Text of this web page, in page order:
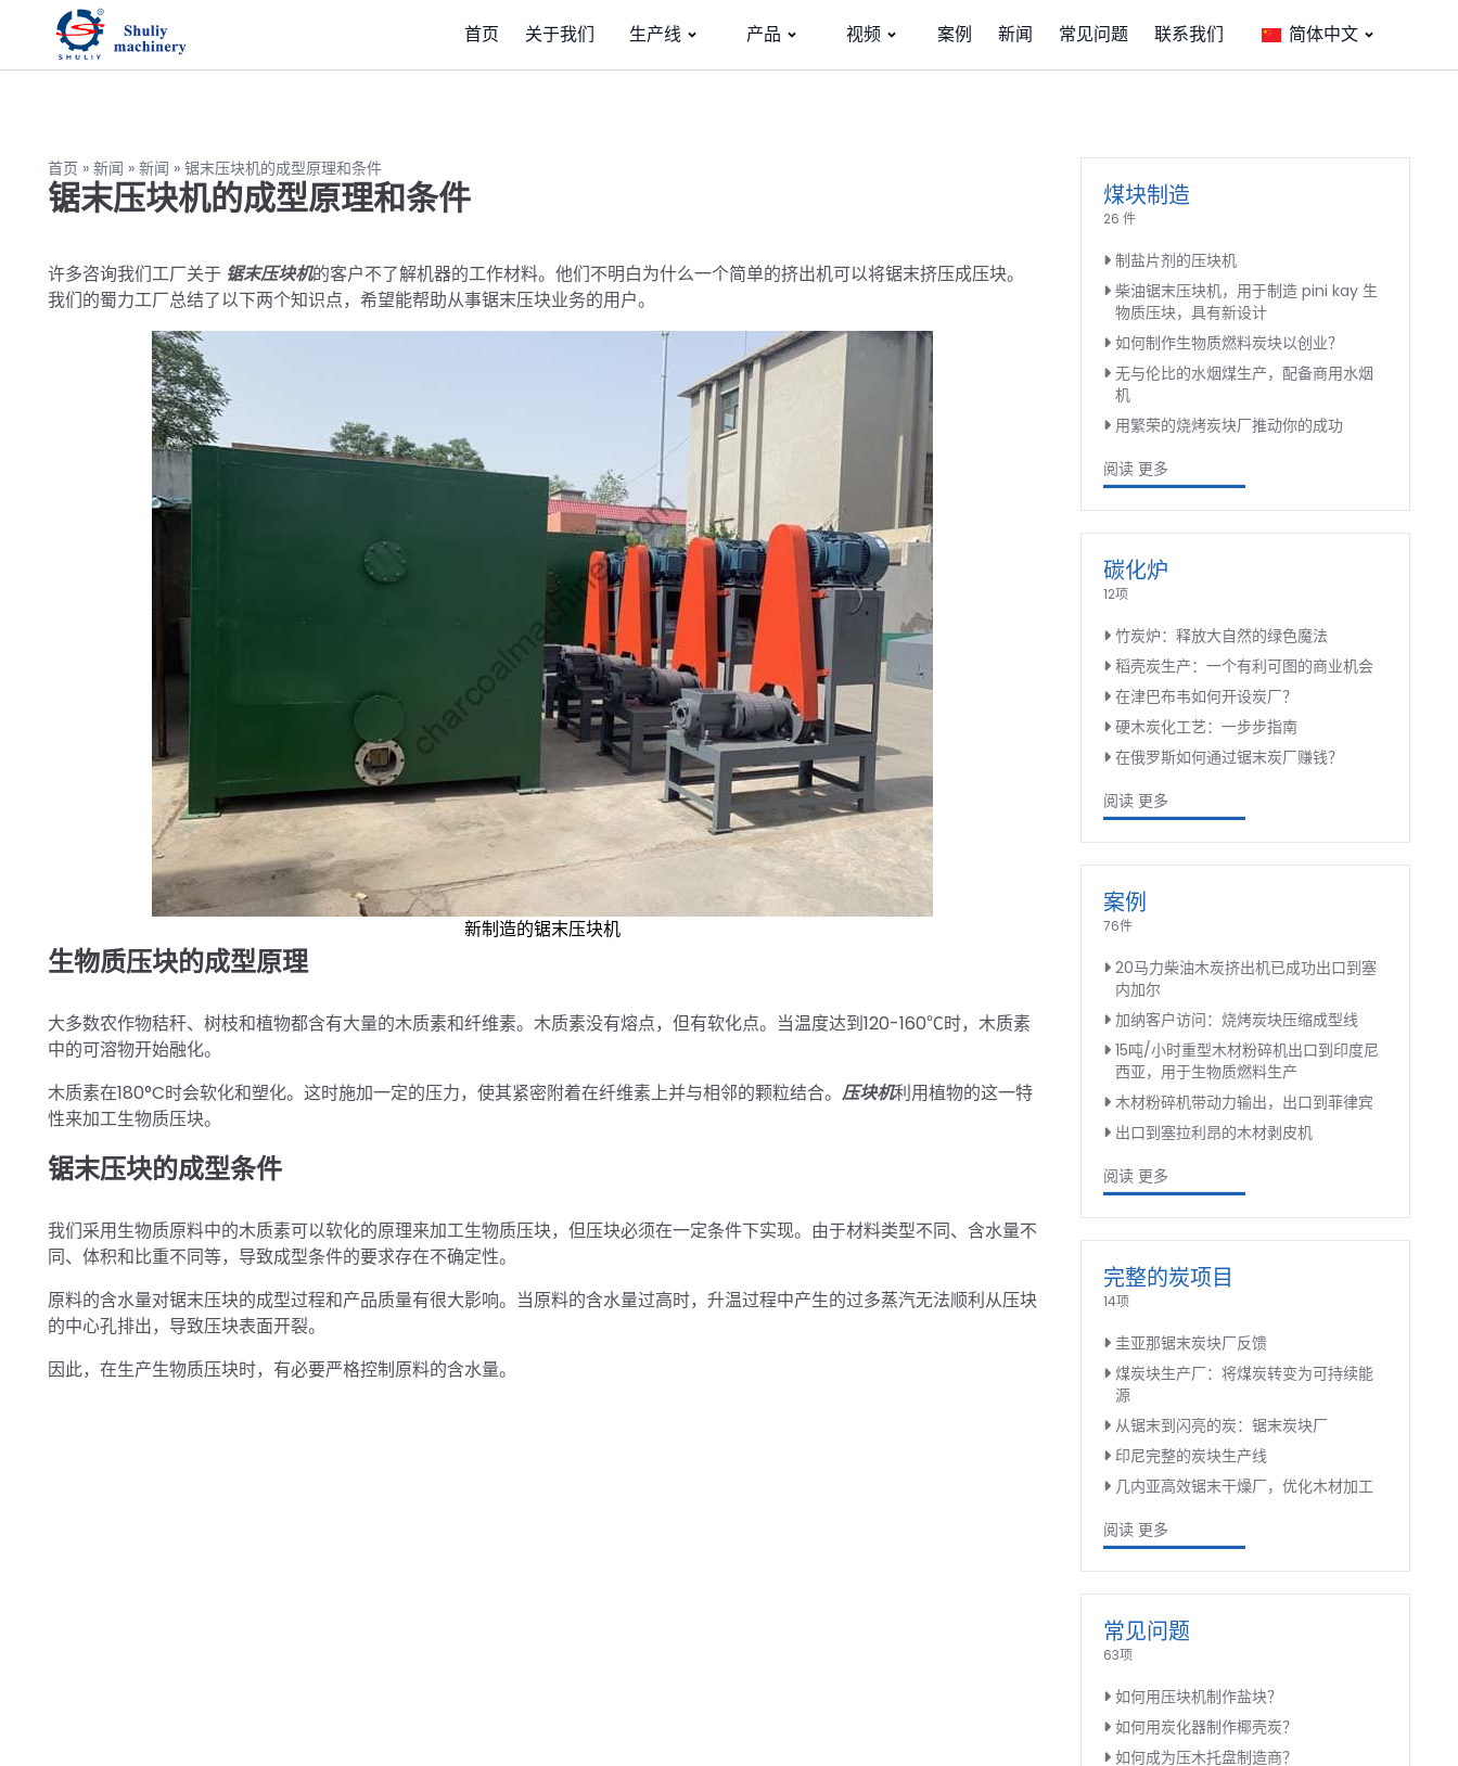
首页 关于我们 生产线 产品 视频 案例 新闻 常见问题 联系我们 简体中文
首页 » 新闻 » 新闻 » 锯末压块机的成型原理和条件
锯末压块机的成型原理和条件
许多咨询我们工厂关于 锯末压块机的客户不了解机器的工作材料。他们不明白为什么一个简单的挤出机可以将锯末挤压成压块。
我们的蜀力工厂总结了以下两个知识点，希望能帮助从事锯末压块业务的用户。
新制造的锯末压块机
生物质压块的成型原理
大多数农作物秸秆、树枝和植物都含有大量的木质素和纤维素。木质素没有熔点，但有软化点。当温度达到120-160℃时，木质素
中的可溶物开始融化。
木质素在180°C时会软化和塑化。这时施加一定的压力，使其紧密附着在纤维素上并与相邻的颗粒结合。 压块机利用植物的这一特
性来加工生物质压块。
锯末压块的成型条件
我们采用生物质原料中的木质素可以软化的原理来加工生物质压块，但压块必须在一定条件下实现。由于材料类型不同、含水量不
同、体积和比重不同等，导致成型条件的要求存在不确定性。
原料的含水量对锯末压块的成型过程和产品质量有很大影响。当原料的含水量过高时，升温过程中产生的过多蒸汽无法顺利从压块
的中心孔排出，导致压块表面开裂。
因此，在生产生物质压块时，有必要严格控制原料的含水量。
煤块制造
26 件
制盐片剂的压块机
柴油锯末压块机，用于制造 pini kay 生
物质压块，具有新设计
如何制作生物质燃料炭块以创业？
无与伦比的水烟煤生产，配备商用水烟
机
用繁荣的烧烤炭块厂推动你的成功
阅读 更多
碳化炉
12项
竹炭炉：释放大自然的绿色魔法
稻壳炭生产：一个有利可图的商业机会
在津巴布韦如何开设炭厂？
硬木炭化工艺：一步步指南
在俄罗斯如何通过锯末炭厂赚钱？
阅读 更多
案例
76件
20马力柴油木炭挤出机已成功出口到塞
内加尔
加纳客户访问：烧烤炭块压缩成型线
15吨/小时重型木材粉碎机出口到印度尼
西亚，用于生物质燃料生产
木材粉碎机带动力输出，出口到菲律宾
出口到塞拉利昂的木材剥皮机
阅读 更多
完整的炭项目
14项
圭亚那锯末炭块厂反馈
煤炭块生产厂：将煤炭转变为可持续能
源
从锯末到闪亮的炭：锯末炭块厂
印尼完整的炭块生产线
几内亚高效锯末干燥厂，优化木材加工
阅读 更多
常见问题
63项
如何用压块机制作盐块？
如何用炭化器制作椰壳炭？
如何成为压木托盘制造商？